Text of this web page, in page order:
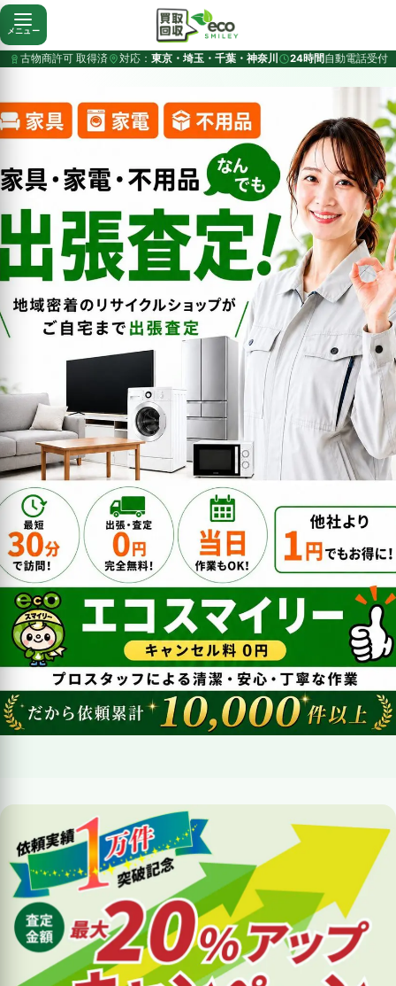
メニュー
古物商許可 取得済 対応： 東京・埼玉・千葉・神奈川 24時間自動電話受付